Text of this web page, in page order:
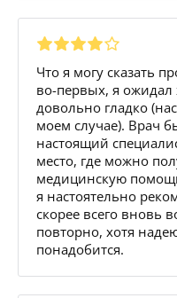
Что я могу сказать
во-первых, я
довольно гладко
моем случае). Врач
настоящий
место, где можно
медицинскую
я настоятельно
скорее всего вновь
повторно, хотя
понадобится.